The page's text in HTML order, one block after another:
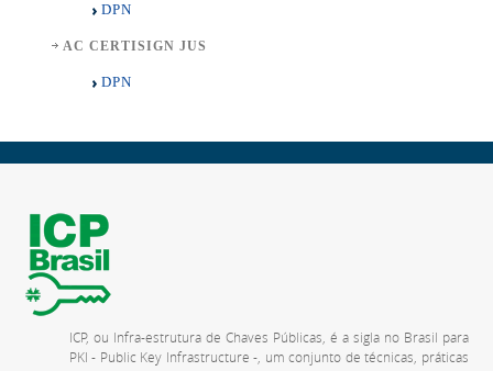
DPN
AC CERTISIGN JUS
DPN
ICP, ou Infra-estrutura de Chaves Públicas, é a sigla no Brasil para
PKI - Public Key Infrastructure -, um conjunto de técnicas, práticas